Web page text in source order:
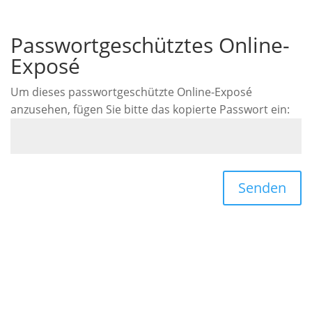
Passwortgeschütztes Online-
Exposé
Um dieses passwortgeschützte Online-Exposé
anzusehen, fügen Sie bitte das kopierte Passwort ein:
Senden